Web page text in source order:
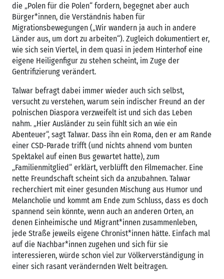
die „Polen für die Polen“ fordern, begegnet aber auch
Bürger*innen, die Verständnis haben für
Migrationsbewegungen („Wir wandern ja auch in andere
Länder aus, um dort zu arbeiten“). Zugleich dokumentiert er,
wie sich sein Viertel, in dem quasi in jedem Hinterhof eine
eigene Heiligenfigur zu stehen scheint, im Zuge der
Gentrifizierung verändert.
Talwar befragt dabei immer wieder auch sich selbst,
versucht zu verstehen, warum sein indischer Freund an der
polnischen Diaspora verzweifelt ist und sich das Leben
nahm. „Hier Ausländer zu sein fühlt sich an wie ein
Abenteuer“, sagt Talwar. Dass ihn ein Roma, den er am Rande
einer CSD-Parade trifft (und nichts ahnend vom bunten
Spektakel auf einen Bus gewartet hatte), zum
„Familienmitglied“ erklärt, verblüfft den Filmemacher. Eine
nette Freundschaft scheint sich da anzubahnen. Talwar
recherchiert mit einer gesunden Mischung aus Humor und
Melancholie und kommt am Ende zum Schluss, dass es doch
spannend sein könnte, wenn auch an anderen Orten, an
denen Einheimische und Migrant*innen zusammenleben,
jede Straße jeweils eigene Chronist*innen hätte. Einfach mal
auf die Nachbar*innen zugehen und sich für sie
interessieren, würde schon viel zur Völkerverständigung in
einer sich rasant verändernden Welt beitragen.